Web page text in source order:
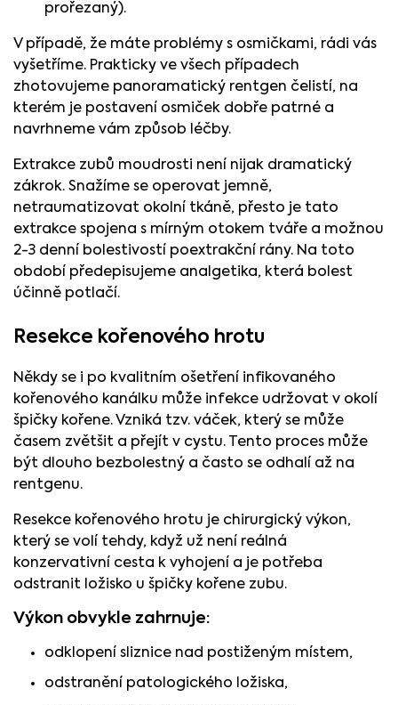
prořezaný).
V případě, že máte problémy s osmičkami, rádi vás
vyšetříme. Prakticky ve všech případech
zhotovujeme panoramatický rentgen čelistí, na
kterém je postavení osmiček dobře patrné a
navrhneme vám způsob léčby.
Extrakce zubů moudrosti není nijak dramatický
zákrok. Snažíme se operovat jemně,
netraumatizovat okolní tkáně, přesto je tato
extrakce spojena s mírným otokem tváře a možnou
2-3 denní bolestivostí poextrakční rány. Na toto
období předepisujeme analgetika, která bolest
účinně potlačí.
Resekce kořenového hrotu
Někdy se i po kvalitním ošetření infikovaného
kořenového kanálku může infekce udržovat v okolí
špičky kořene. Vzniká tzv. váček, který se může
časem zvětšit a přejít v cystu. Tento proces může
být dlouho bezbolestný a často se odhalí až na
rentgenu.
Resekce kořenového hrotu je chirurgický výkon,
který se volí tehdy, když už není reálná
konzervativní cesta k vyhojení a je potřeba
odstranit ložisko u špičky kořene zubu.
Výkon obvykle zahrnuje:
odklopení sliznice nad postiženým místem,
odstranění patologického ložiska,